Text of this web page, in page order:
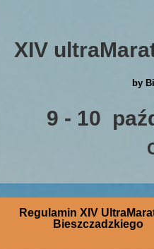
XIV
by
9 - 10
Regulamin XIV
Bieszczadzkiego